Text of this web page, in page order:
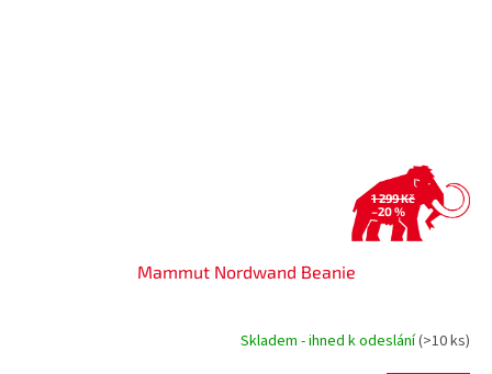
1 299 Kč
–20 %
Mammut Nordwand Beanie
Skladem - ihned k odeslání(>10 ks)